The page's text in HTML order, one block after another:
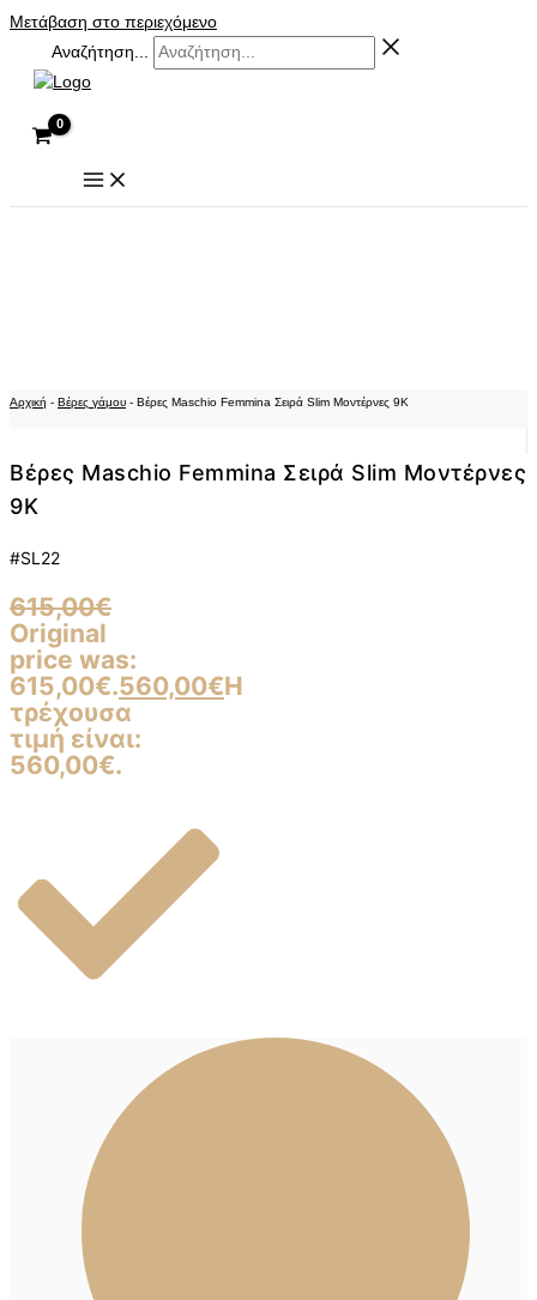
Μετάβαση στο περιεχόμενο
Αναζήτηση...
Αρχική - Βέρες γάμου - Βέρες Maschio Femmina Σειρά Slim Μοντέρνες 9K
Βέρες Maschio Femmina Σειρά Slim Μοντέρνες
9K
#SL22
615,00€
Original
price was:
615,00€.560,00€Η
τρέχουσα
τιμή είναι:
560,00€.